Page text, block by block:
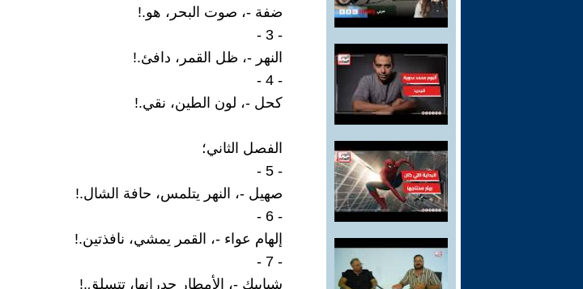
ضفة -، صوت البحر، هو.!
- 3 -
النهر -، ظل القمر، دافئ.!
- 4 -
كحل -، لون الطين، نقي.!
الفصل الثاني؛
- 5 -
صهيل -، النهر يتلمس، حافة الشال.!
- 6 -
إلهام عواء -، القمر يمشي، نافذتين.!
- 7 -
شبابيك -، الأمطار جدرانها، تتسلق.!